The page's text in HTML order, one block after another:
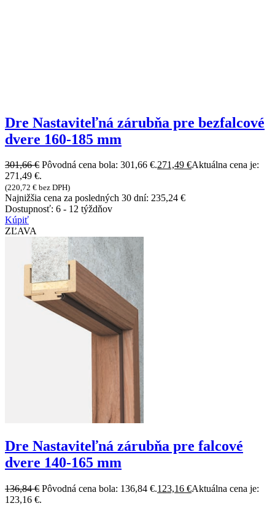
Dre Nastaviteľná zárubňa pre bezfalcové
dvere 160-185 mm
301,66€ Pôvodná cena bola: 301,66 €.271,49 €Aktuálna cena je:
271,49 €.
(220,72 € bez DPH)
Najnižšia cena za posledných 30 dní: 235,24 €
Dostupnosť: 6 - 12 týždňov
Kúpiť
ZĽAVA
Dre Nastaviteľná zárubňa pre falcové
dvere 140-165 mm
136,84€ Pôvodná cena bola: 136,84 €.123,16 €Aktuálna cena je:
123,16 €.